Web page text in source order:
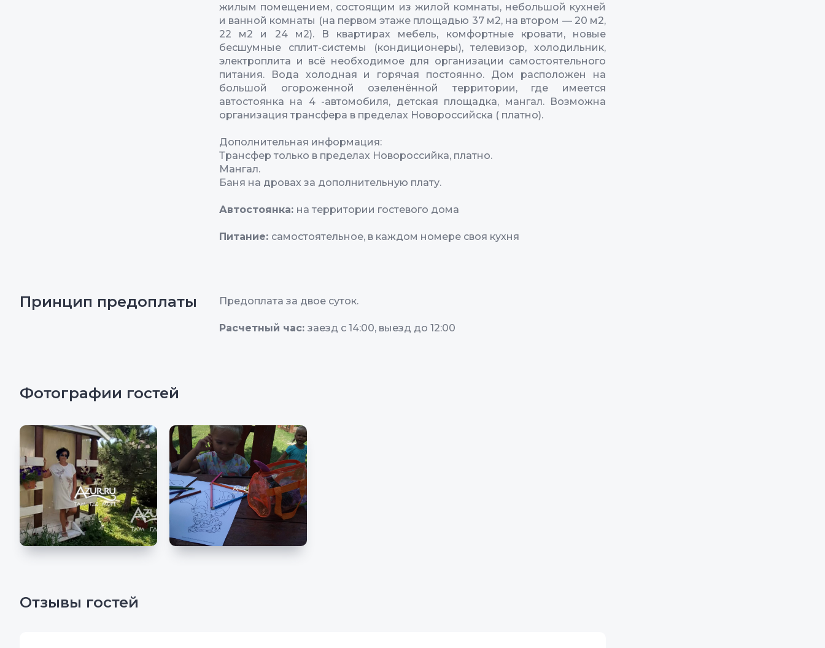
жилым помещением, состоящим из жилой комнаты, небольшой кухней
и ванной комнаты (на первом этаже площадью 37 м2, на втором — 20 м2,
22 м2 и 24 м2). В квартирах мебель, комфортные кровати, новые
бесшумные сплит-системы (кондиционеры), телевизор, холодильник,
электроплита и всё необходимое для организации самостоятельного
питания. Вода холодная и горячая постоянно. Дом расположен на
большой огороженной озеленённой территории, где имеется
автостоянка на 4 -автомобиля, детская площадка, мангал. Возможна
организация трансфера в пределах Новороссийска ( платно).
Дополнительная информация:
Трансфер только в пределах Новороссийка, платно.
Мангал.
Баня на дровах за дополнительную плату.
Автостоянка: на территории гостевого дома
Питание: самостоятельное, в каждом номере своя кухня
Принцип предоплаты Предоплата за двое суток.
Расчетный час: заезд с 14:00, выезд до 12:00
Фотографии гостей
Отзывы гостей